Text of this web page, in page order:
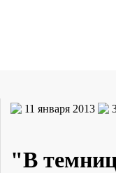
11 января 2013
"В